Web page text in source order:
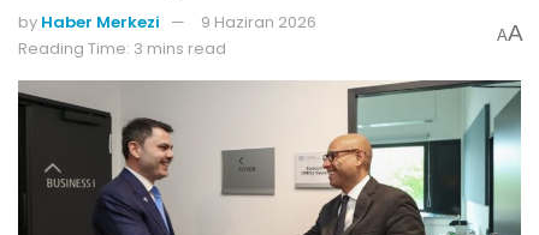
by Haber Merkezi
9 Haziran 2026
Reading Time: 3 mins read
AA